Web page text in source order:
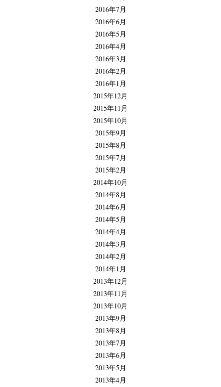
2016年7月
2016年6月
2016年5月
2016年4月
2016年3月
2016年2月
2016年1月
2015年12月
2015年11月
2015年10月
2015年9月
2015年8月
2015年7月
2015年2月
2014年10月
2014年8月
2014年6月
2014年5月
2014年4月
2014年3月
2014年2月
2014年1月
2013年12月
2013年11月
2013年10月
2013年9月
2013年8月
2013年7月
2013年6月
2013年5月
2013年4月